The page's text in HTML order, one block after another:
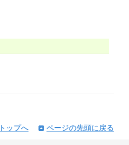
ページの先頭に戻る
ップへ